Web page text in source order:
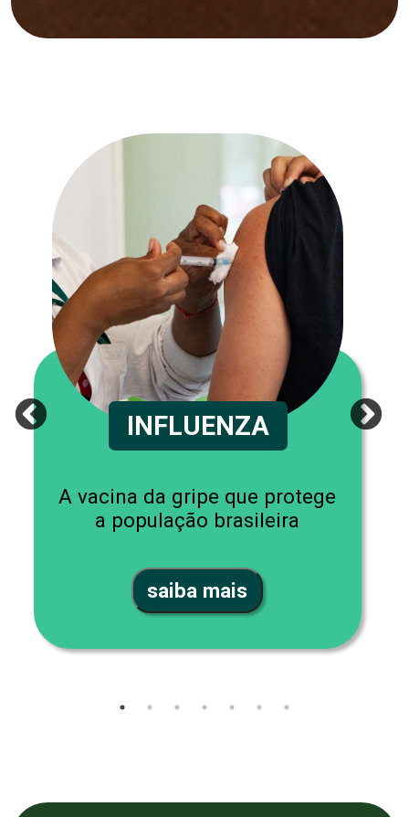
INFLUENZA
A vacina da gripe que protege
a população brasileira
saiba mais